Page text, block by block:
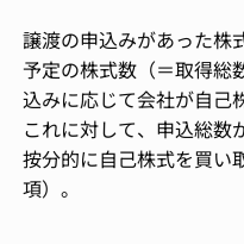
譲渡の申込みがあった株
予定の株式数（＝取得総
込みに応じて会社が自己
これに対して、申込総数
按分的に自己株式を買い
項）。